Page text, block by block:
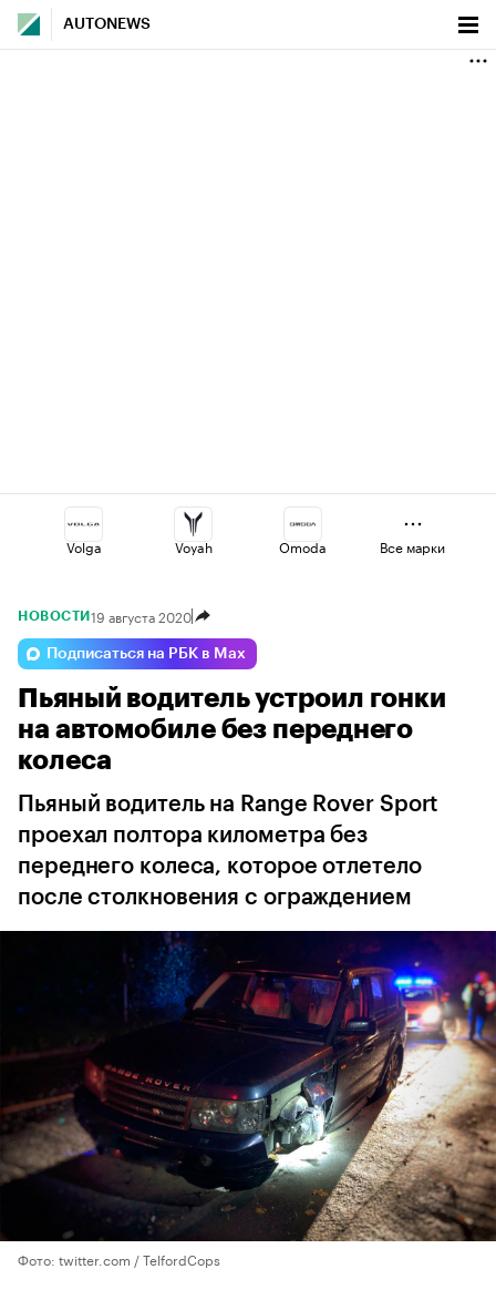
AUTONEWS
Volga Voyah Omoda
Lada Changan
Esteo Haval Jaecoo
Все марки
НОВОСТИ 19 августа 2020
Подписаться на РБК в Max
Пьяный водитель устроил гонки
на автомобиле без переднего
колеса
Пьяный водитель на Range Rover Sport
проехал полтора километра без
переднего колеса, которое отлетело
после столкновения с ограждением
Фото: twitter.com / TelfordCops